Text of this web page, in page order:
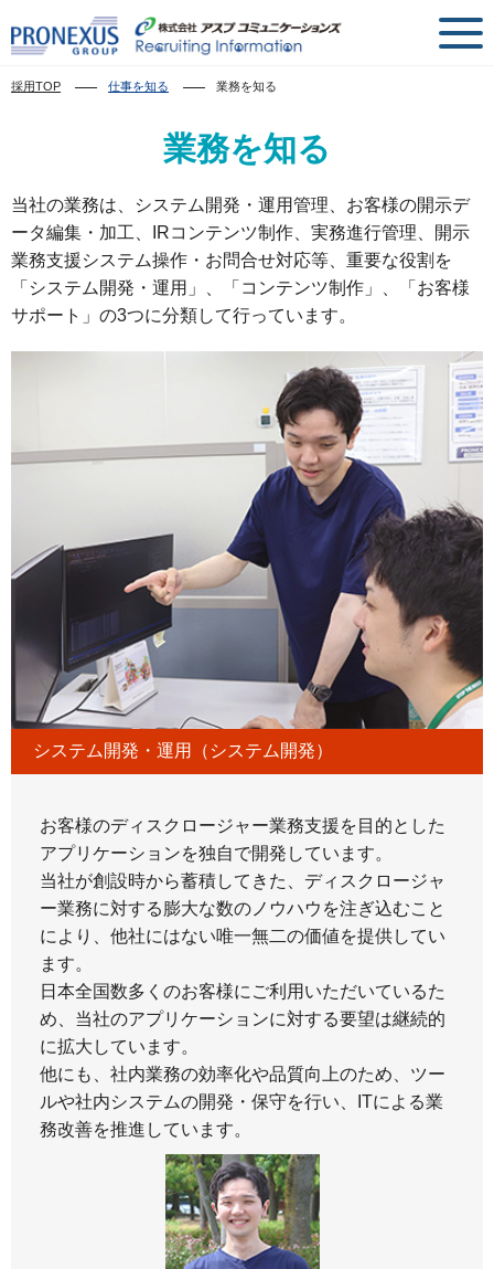
採用TOP 仕事を知る 業務を知る
業務を知る
当社の業務は、システム開発・運用管理、お客様の開示デ
ータ編集・加工、IRコンテンツ制作、 実務進行管理、開示
業務支援システム操作・お問合せ対応等、重要な役割を
「システム開発・運用」、「コンテンツ制作」、「お客様
サポート」の3つに分類して行っています。
システム開発・運用（システム開発）
お客様のディスクロージャー業務支援を目的とした
アプリケーションを独自で開発しています。
当社が創設時から蓄積してきた、ディスクロージャ
ー業務に対する膨大な数のノウハウを注ぎ込むこと
により、他社にはない唯一無二の価値を提供してい
ます。
日本全国数多くのお客様にご利用いただいているた
め、当社のアプリケーションに対する要望は継続的
に拡大しています。
他にも、社内業務の効率化や品質向上のため、ツー
ルや社内システムの開発・保守を行い、ITによる業
務改善を推進しています。